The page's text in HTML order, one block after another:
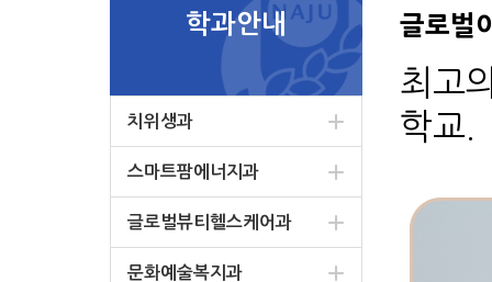
학과안내
치위생과
스마트팜에너지과
글로벌뷰티헬스케어과
문화예술복지과
글로벌
최고
학교.